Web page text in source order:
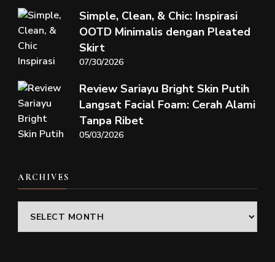
Simple, Clean, & Chic: Inspirasi
OOTD Minimalis dengan Pleated
Skirt
07/30/2026
Review Sariayu Bright Skin Putih
Langsat Facial Foam: Cerah Alami
Tanpa Ribet
05/03/2026
ARCHIVES
Archives